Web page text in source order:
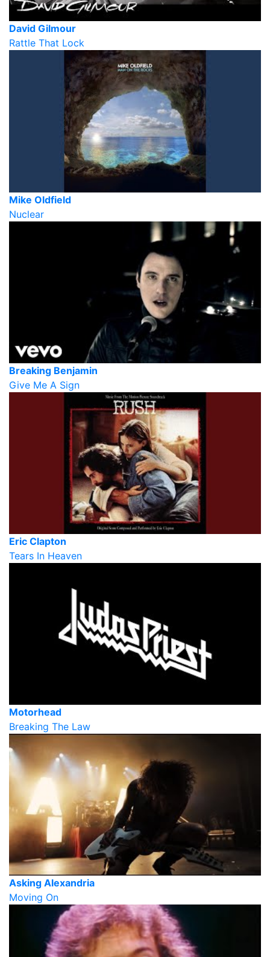
David Gilmour
Rattle That Lock
Mike Oldfield
Nuclear
Breaking Benjamin
Give Me A Sign
Eric Clapton
Tears In Heaven
Motorhead
Breaking The Law
Asking Alexandria
Moving On